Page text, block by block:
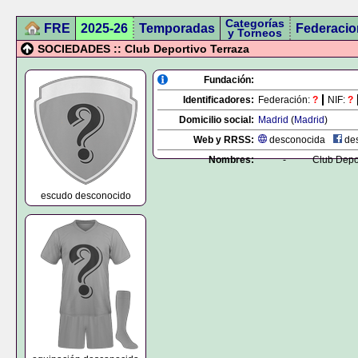
FRE 2025-26 Temporadas Categorías
y Torneos
SOCIEDADES :: Club Deportivo Terraza
escudo desconocido
Fundación:
Identificadores: Federación: ? NIF: ?
Domicilio social: Madrid (Madrid)
Web y RRSS:
desconocida
Nombres:
- Club